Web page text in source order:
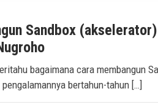
Sandbox
bagaimana cara membangun
bertahun-tahun […]